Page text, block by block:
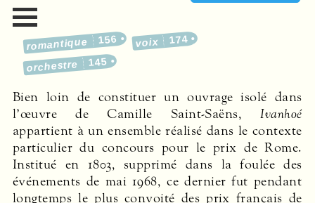
romantique 156 voix 174
orchestre 145
Bien loin de constituer un ouvrage isolé dans
l’œuvre de Camille Saint-Saëns,Ivanhoé
appartient à un ensemble réalisé dans le contexte
particulier du concours pour le prix de Rome.
Institué en 1803, supprimé dans la foulée des
événements de mai 1968, ce dernier fut pendant
longtemps le plus convoité des prix français de